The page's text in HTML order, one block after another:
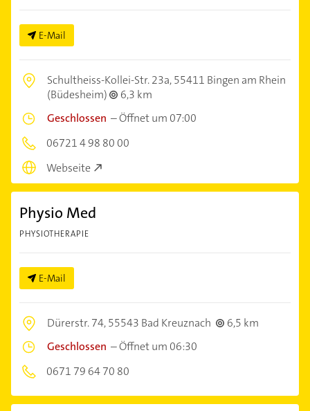
E-Mail
Schultheiss-Kollei-Str. 23a,55411 Bingen am Rhein
(Büdesheim)
6,3 km
Geschlossen –Öffnet um 07:00
06721 4 98 80 00
Webseite
Physio Med
PHYSIOTHERAPIE
E-Mail
Dürerstr. 74,55543 Bad Kreuznach
6,5 km
Geschlossen –Öffnet um 06:30
0671 79 64 70 80